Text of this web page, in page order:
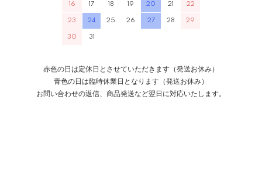
16 17 18 19 20 21 22
23 24 25 26 27 28 29
30 31
赤色の日は定休日とさせていただきます（発送お休み）
青色の日は臨時休業日となります（発送お休み）
お問い合わせの返信、商品発送など翌日に対応いたします。